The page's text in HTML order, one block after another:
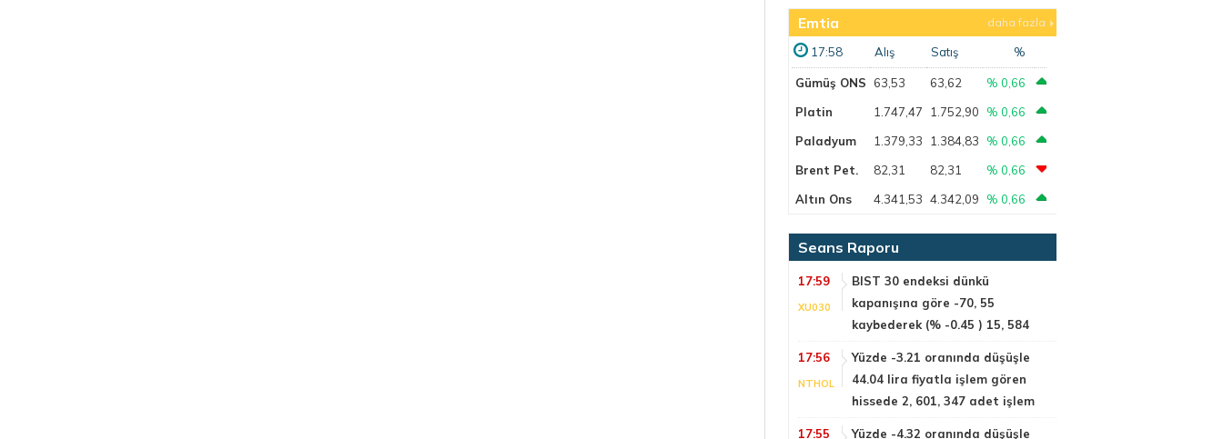
Emtia daha fazla
17:58 Alış Satış %
Gümüş ONS 63,53 63,62
% 0,66
Platin
1.747,47 1.752,90
% 0,66
Paladyum
1.379,33 1.384,83
% 0,66
Brent Pet.
82,31 82,31
% 0,66
Altın Ons
4.341,53 4.342,09 % 0,66
Seans Raporu
17:59
XU030
BIST 30 endeksi dünkü
kapanışına göre -70, 55
kaybederek (% -0.45 ) 15, 584
17:56
NTHOL
Yüzde -3.21 oranında düşüşle
44.04 lira fiyatla işlem gören
hissede 2, 601, 347 adet işlem
17:55
Yüzde -4.32 oranında düşüşle